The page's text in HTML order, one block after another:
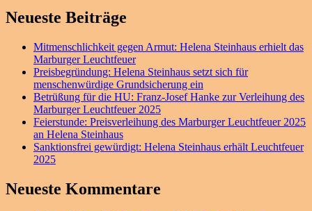
Neueste Beiträge
Mitmenschlichkeit gegen Armut: Helena Steinhaus erhielt das
Marburger Leuchtfeuer
Preisbegründung: Helena Steinhaus setzt sich für
menschenwürdige Grundsicherung ein
Betrüßung für die HU: Franz-Josef Hanke zur Verleihung des
Marburger Leuchtfeuer 2025
Feierstunde: Preisverleihung des Marburger Leuchtfeuer 2025
an Helena Steinhaus
Sanktionsfrei gewürdigt: Helena Steinhaus erhält Leuchtfeuer
2025
Neueste Kommentare